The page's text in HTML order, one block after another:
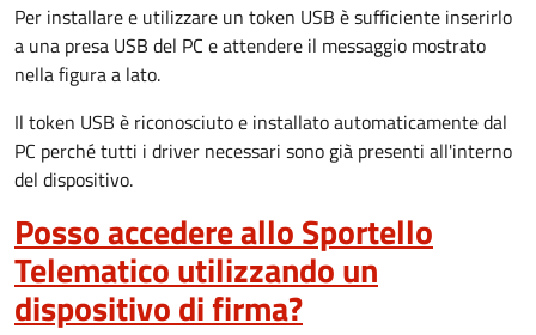
Per installare e utilizzare un token USB è sufficiente inserirlo
a una presa USB del PC e attendere il messaggio mostrato
nella figura a lato.
Il token USB è riconosciuto e installato automaticamente dal
PC perché tutti i driver necessari sono già presenti all'interno
del dispositivo.
Posso accedere allo Sportello
Telematico utilizzando un
dispositivo di firma?